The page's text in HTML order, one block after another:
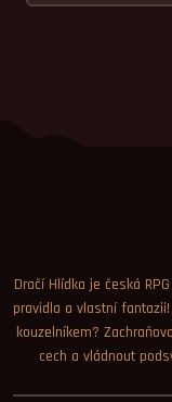
Dračí Hlídka je česká
pravidla a vlastní
kouzelníkem?
cech a vládnout